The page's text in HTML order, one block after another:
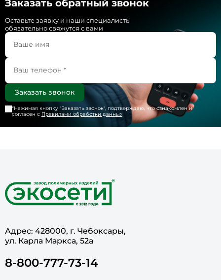
Заказать обратный звонок
Оставьте заявку и наши специалисты
обязательно свяжутся с вами
*Нажимая кнопку "Заказать звонок", подтверждаю, что ознакомлен и
согласен с Правилами обработки данных
Адрес: 428000, г. Чебоксары,
ул. Карла Маркса, 52а
8-800-777-73-14